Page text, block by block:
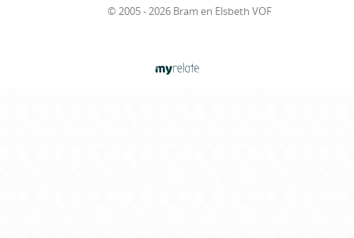
© 2005 - 2026 Bram en Elsbeth VOF